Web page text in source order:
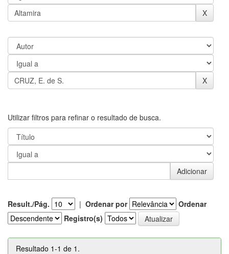
Utilizar filtros para refinar o resultado de busca.
Result./Pág. | Ordenar por
Ordenar
Registro(s)
Resultado 1-1 de 1.